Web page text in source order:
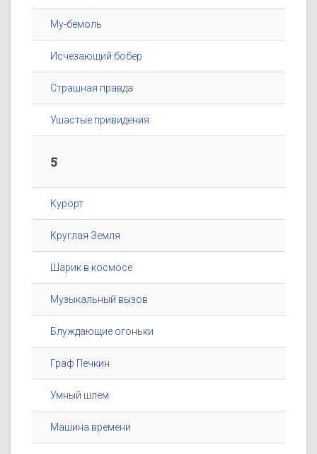
Му-бемоль
Исчезающий бобер
Страшная правда
Ушастые привидения
5
Курорт
Круглая Земля
Шарик в космосе
Музыкальный вызов
Блуждающие огоньки
Граф Печкин
Умный шлем
Машина времени